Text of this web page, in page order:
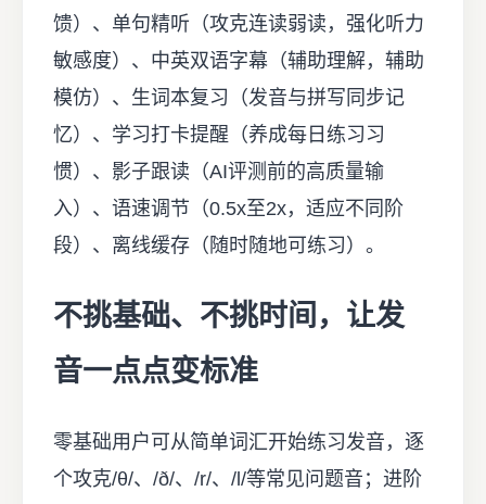
馈）、单句精听（攻克连读弱读，强化听力
敏感度）、中英双语字幕（辅助理解，辅助
模仿）、生词本复习（发音与拼写同步记
忆）、学习打卡提醒（养成每日练习习
惯）、影子跟读（AI评测前的高质量输
入）、语速调节（0.5x至2x，适应不同阶
段）、离线缓存（随时随地可练习）。
不挑基础、不挑时间，让发
音一点点变标准
零基础用户可从简单词汇开始练习发音，逐
个攻克/θ/、/ð/、/r/、/l/等常见问题音；进阶